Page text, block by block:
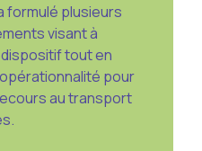
formulé plusieurs
visant à
tout en
pour
au transport